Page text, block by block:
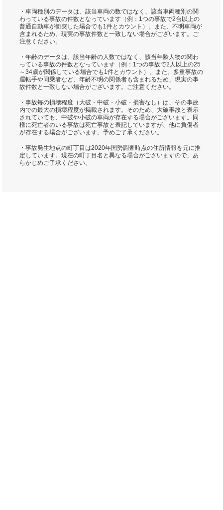
・車両種別のデータは、該当車両の数ではなく、該当車両種別の関
わっている事故の件数となっています（例：1つの事故で2台以上の
普通自動車が衝突した場合でも1件とカウント）。また、不明車両が
含まれるため、現実の事故件数と一致しない場合がございます。ご
注意ください。
・年齢のデータは、該当年齢の人数ではなく、該当年齢人物の関わ
っている事故の件数となっています（例：1つの事故で2人以上の25
～34歳が関係している場合でも1件とカウント）。また、多重事故の
運転手や同乗者など、年齢不明の関係者も含まれるため、現実の事
故件数と一致しない場合がございます。ご注意ください。
・事故毎の損壊程度（大破・中破・小破・損害なし）は、その事故
内での最大の損壊程度が掲載されます。そのため、大破事故と表示
されていても、中破や小破の車両が存在する場合がございます。同
様に死亡者のいる事故は死亡事故と表記していますが、他に負傷者
が存在する場合がございます。予めご了承ください。
・事故発生地点の町丁目は2020年国勢調査時点の住所情報を元に推
定しています。現在の町丁目名と異なる場合がございますので、あ
らかじめご了承ください。